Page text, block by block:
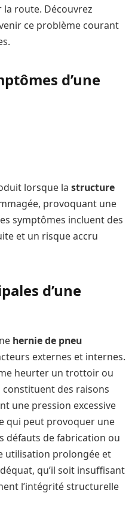
route. Découvrez
ce problème courant
d’une
lorsque la structure
provoquant une
symptômes incluent des
et un risque accru
d’une
hernie de pneu
externes et internes.
heurter un trottoir ou
des raisons
une pression excessive
qui peut provoquer une
défauts de fabrication ou
utilisation prolongée et
qu’il soit insuffisant
l’intégrité structurelle